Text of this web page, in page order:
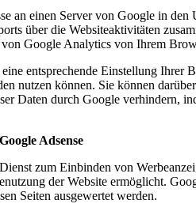
an einen Server von Google in
über die Websiteaktivitäten
Google Analytics von Ihrem
entsprechende Einstellung
nutzen können. Sie können
Daten durch Google verhindern,
Adsense
zum Einbinden von
der Website ermöglicht.
Seiten ausgewertet werden.